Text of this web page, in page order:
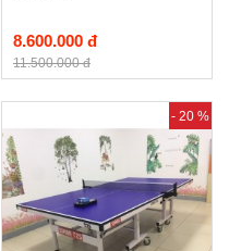
8.600.000 đ
11.500.000 đ
- 20 %